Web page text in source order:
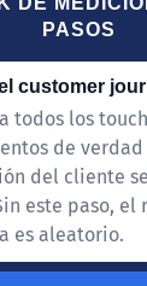
PASOS
customer
todos los
de
del cliente
este paso, el
es aleatorio.